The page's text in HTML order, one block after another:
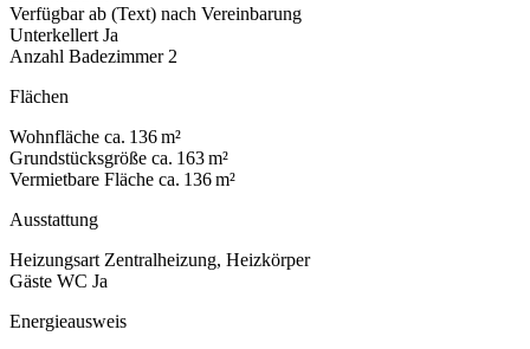
Verfügbar ab (Text) nach Vereinbarung
Unterkellert Ja
Anzahl Badezimmer 2
Flächen
Wohnfläche ca. 136 m²
Grundstücksgröße ca. 163 m²
Vermietbare Fläche ca. 136 m²
Ausstattung
Heizungsart Zentralheizung, Heizkörper
Gäste WC Ja
Energieausweis